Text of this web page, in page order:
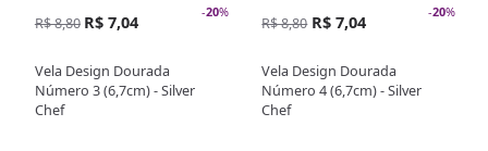
-20%
R$ 8,80 R$ 7,04
Vela Design Dourada
Número 3 (6,7cm) - Silver
Chef
-20%
R$ 8,80 R$ 7,04
Vela Design Dourada
Número 4 (6,7cm) - Silver
Chef